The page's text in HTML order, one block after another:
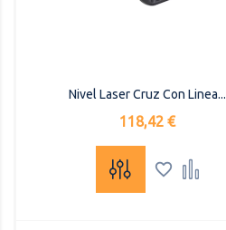
Nivel Laser Cruz Con Linea...
Precio
118,42 €
 